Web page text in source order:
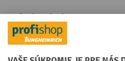
Spôsoby platby
Creditcard (Master)Creditcard (Visa)